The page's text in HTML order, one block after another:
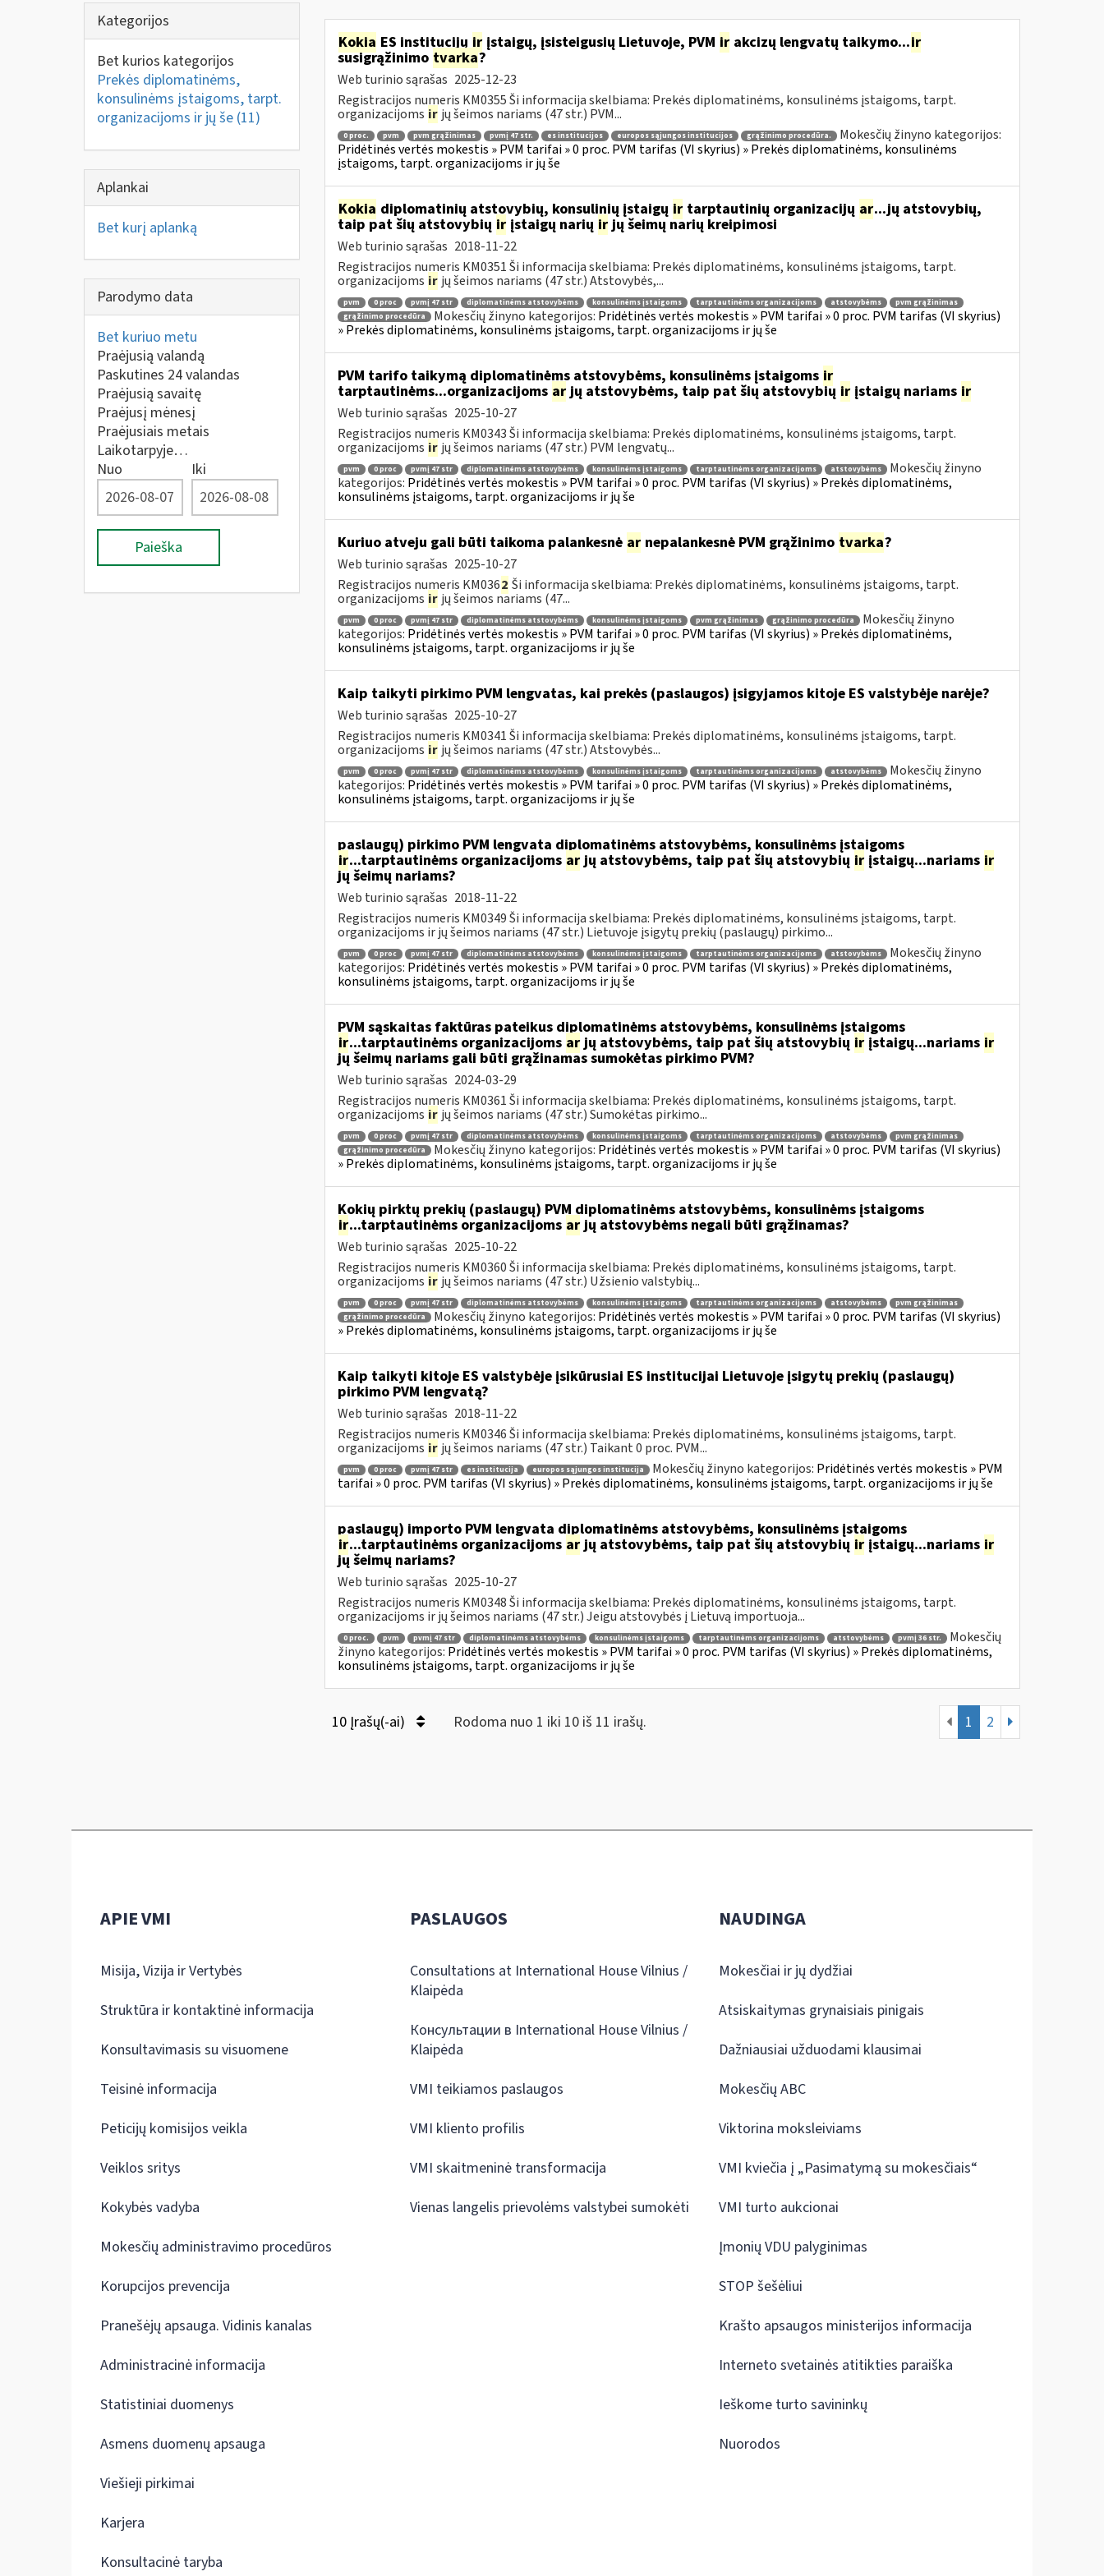
Kategorijos
Bet kurios kategorijos
Prekės diplomatinėms,
konsulinėms įstaigoms, tarpt.
organizacijoms ir jų še (11)
Aplankai
Bet kurį aplanką
Parodymo data
Bet kuriuo metu
Praėjusią valandą
Paskutines 24 valandas
Praėjusią savaitę
Praėjusį mėnesį
Praėjusiais metais
Laikotarpyje…
Nuo
Iki
Paieška
Kokia ES institucijųirįstaigų, įsisteigusių Lietuvoje, PVM irakcizų lengvatų taikymo...ir
susigrąžinimo tvarka?
Web turinio sąrašas 2025-12-23
Registracijos numeris KM0355 Ši informacija skelbiama: Prekės diplomatinėms, konsulinėms įstaigoms, tarpt.
organizacijoms ir jų šeimos nariams (47 str.) PVM...
0 proc. pvm pvm grąžinimas pvmį 47 str. es institucijos europos sąjungos institucijos grąžinimo procedūra.
Mokesčių žinyno kategorijos:
Pridėtinės vertės mokestis » PVM tarifai » 0 proc. PVM tarifas (VI skyrius) » Prekės diplomatinėms, konsulinėms
įstaigoms, tarpt. organizacijoms ir jų še
Kokia diplomatinių atstovybių, konsulinių įstaigų irtarptautinių organizacijų ar...jų atstovybių,
taip pat šių atstovybių irįstaigų narių irjų šeimų narių kreipimosi
Web turinio sąrašas 2018-11-22
Registracijos numeris KM0351 Ši informacija skelbiama: Prekės diplomatinėms, konsulinėms įstaigoms, tarpt.
organizacijoms ir jų šeimos nariams (47 str.) Atstovybės,...
pvm 0 proc pvmį 47 str diplomatinėms atstovybėms konsulinėms įstaigoms tarptautinėms organizacijoms atstovybėms
pvm grąžinimas
grąžinimo procedūra
Mokesčių žinyno kategorijos: Pridėtinės vertės mokestis » PVM tarifai » 0 proc. PVM tarifas (VI skyrius)
» Prekės diplomatinėms, konsulinėms įstaigoms, tarpt. organizacijoms ir jų še
PVM tarifo taikymą diplomatinėms atstovybėms, konsulinėms įstaigoms ir
tarptautinėms...organizacijoms arjų atstovybėms, taip pat šių atstovybių irįstaigų nariams ir
Web turinio sąrašas 2025-10-27
Registracijos numeris KM0343 Ši informacija skelbiama: Prekės diplomatinėms, konsulinėms įstaigoms, tarpt.
organizacijoms ir jų šeimos nariams (47 str.) PVM lengvatų...
pvm 0 proc pvmį 47 str diplomatinėms atstovybėms konsulinėms įstaigoms tarptautinėms organizacijoms atstovybėms
Mokesčių žinyno
kategorijos: Pridėtinės vertės mokestis » PVM tarifai » 0 proc. PVM tarifas (VI skyrius) » Prekės diplomatinėms,
konsulinėms įstaigoms, tarpt. organizacijoms ir jų še
Kuriuo atveju gali būti taikoma palankesnė arnepalankesnė PVM grąžinimo tvarka?
Web turinio sąrašas 2025-10-27
Registracijos numeris KM0362 Ši informacija skelbiama: Prekės diplomatinėms, konsulinėms įstaigoms, tarpt.
organizacijoms ir jų šeimos nariams (47...
pvm 0 proc pvmį 47 str diplomatinėms atstovybėms konsulinėms įstaigoms pvm grąžinimas grąžinimo procedūra
Mokesčių žinyno
kategorijos: Pridėtinės vertės mokestis » PVM tarifai » 0 proc. PVM tarifas (VI skyrius) » Prekės diplomatinėms,
konsulinėms įstaigoms, tarpt. organizacijoms ir jų še
Kaip taikyti pirkimo PVM lengvatas, kai prekės (paslaugos) įsigyjamos kitoje ES valstybėje narėje?
Web turinio sąrašas 2025-10-27
Registracijos numeris KM0341 Ši informacija skelbiama: Prekės diplomatinėms, konsulinėms įstaigoms, tarpt.
organizacijoms ir jų šeimos nariams (47 str.) Atstovybės...
pvm 0 proc pvmį 47 str diplomatinėms atstovybėms konsulinėms įstaigoms tarptautinėms organizacijoms atstovybėms
Mokesčių žinyno
kategorijos: Pridėtinės vertės mokestis » PVM tarifai » 0 proc. PVM tarifas (VI skyrius) » Prekės diplomatinėms,
konsulinėms įstaigoms, tarpt. organizacijoms ir jų še
paslaugų) pirkimo PVM lengvata diplomatinėms atstovybėms, konsulinėms įstaigoms
ir...tarptautinėms organizacijoms arjų atstovybėms, taip pat šių atstovybių irįstaigų...nariams ir
jų šeimų nariams?
Web turinio sąrašas 2018-11-22
Registracijos numeris KM0349 Ši informacija skelbiama: Prekės diplomatinėms, konsulinėms įstaigoms, tarpt.
organizacijoms ir jų šeimos nariams (47 str.) Lietuvoje įsigytų prekių (paslaugų) pirkimo...
pvm 0 proc pvmį 47 str diplomatinėms atstovybėms konsulinėms įstaigoms tarptautinėms organizacijoms atstovybėms
Mokesčių žinyno
kategorijos: Pridėtinės vertės mokestis » PVM tarifai » 0 proc. PVM tarifas (VI skyrius) » Prekės diplomatinėms,
konsulinėms įstaigoms, tarpt. organizacijoms ir jų še
PVM sąskaitas faktūras pateikus diplomatinėms atstovybėms, konsulinėms įstaigoms
ir...tarptautinėms organizacijoms arjų atstovybėms, taip pat šių atstovybių irįstaigų...nariams ir
jų šeimų nariams gali būti grąžinamas sumokėtas pirkimo PVM?
Web turinio sąrašas 2024-03-29
Registracijos numeris KM0361 Ši informacija skelbiama: Prekės diplomatinėms, konsulinėms įstaigoms, tarpt.
organizacijoms ir jų šeimos nariams (47 str.) Sumokėtas pirkimo...
pvm 0 proc pvmį 47 str diplomatinėms atstovybėms konsulinėms įstaigoms tarptautinėms organizacijoms atstovybėms
pvm grąžinimas
grąžinimo procedūra
Mokesčių žinyno kategorijos: Pridėtinės vertės mokestis » PVM tarifai » 0 proc. PVM tarifas (VI skyrius)
» Prekės diplomatinėms, konsulinėms įstaigoms, tarpt. organizacijoms ir jų še
Kokių pirktų prekių (paslaugų) PVM diplomatinėms atstovybėms, konsulinėms įstaigoms
ir...tarptautinėms organizacijoms arjų atstovybėms negali būti grąžinamas?
Web turinio sąrašas 2025-10-22
Registracijos numeris KM0360 Ši informacija skelbiama: Prekės diplomatinėms, konsulinėms įstaigoms, tarpt.
organizacijoms ir jų šeimos nariams (47 str.) Užsienio valstybių...
pvm 0 proc pvmį 47 str diplomatinėms atstovybėms konsulinėms įstaigoms tarptautinėms organizacijoms atstovybėms
pvm grąžinimas
grąžinimo procedūra
Mokesčių žinyno kategorijos: Pridėtinės vertės mokestis » PVM tarifai » 0 proc. PVM tarifas (VI skyrius)
» Prekės diplomatinėms, konsulinėms įstaigoms, tarpt. organizacijoms ir jų še
Kaip taikyti kitoje ES valstybėje įsikūrusiai ES institucijai Lietuvoje įsigytų prekių (paslaugų)
pirkimo PVM lengvatą?
Web turinio sąrašas 2018-11-22
Registracijos numeris KM0346 Ši informacija skelbiama: Prekės diplomatinėms, konsulinėms įstaigoms, tarpt.
organizacijoms ir jų šeimos nariams (47 str.) Taikant 0 proc. PVM...
pvm 0 proc pvmį 47 str es institucija europos sąjungos institucija Mokesčių žinyno kategorijos: Pridėtinės vertės mokestis » PVM
tarifai » 0 proc. PVM tarifas (VI skyrius) » Prekės diplomatinėms, konsulinėms įstaigoms, tarpt. organizacijoms ir jų še
paslaugų) importo PVM lengvata diplomatinėms atstovybėms, konsulinėms įstaigoms
ir...tarptautinėms organizacijoms arjų atstovybėms, taip pat šių atstovybių irįstaigų...nariams ir
jų šeimų nariams?
Web turinio sąrašas 2025-10-27
Registracijos numeris KM0348 Ši informacija skelbiama: Prekės diplomatinėms, konsulinėms įstaigoms, tarpt.
organizacijoms ir jų šeimos nariams (47 str.) Jeigu atstovybės į Lietuvą importuoja...
0 proc. pvm pvmį 47 str diplomatinėms atstovybėms konsulinėms įstaigoms tarptautinėms organizacijoms atstovybėms pvmį 36 str.
Mokesčių
žinyno kategorijos: Pridėtinės vertės mokestis » PVM tarifai » 0 proc. PVM tarifas (VI skyrius) » Prekės diplomatinėms,
konsulinėms įstaigoms, tarpt. organizacijoms ir jų še
10 Įrašų(-ai) Rodoma nuo 1 iki 10 iš 11 irašų. 1 2
APIE VMI
Misija, Vizija ir Vertybės
Struktūra ir kontaktinė informacija
Konsultavimasis su visuomene
Teisinė informacija
Peticijų komisijos veikla
Veiklos sritys
Kokybės vadyba
Mokesčių administravimo procedūros
Korupcijos prevencija
Pranešėjų apsauga. Vidinis kanalas
Administracinė informacija
Statistiniai duomenys
Asmens duomenų apsauga
Viešieji pirkimai
Karjera
Konsultacinė taryba
PASLAUGOS
Consultations at International House Vilnius /
Klaipėda
Консультации в International House Vilnius /
Klaipėda
VMI teikiamos paslaugos
VMI kliento profilis
VMI skaitmeninė transformacija
Vienas langelis prievolėms valstybei sumokėti
NAUDINGA
Mokesčiai ir jų dydžiai
Atsiskaitymas grynaisiais pinigais
Dažniausiai užduodami klausimai
Mokesčių ABC
Viktorina moksleiviams
VMI kviečia į „Pasimatymą su mokesčiais“
VMI turto aukcionai
Įmonių VDU palyginimas
STOP šešėliui
Krašto apsaugos ministerijos informacija
Interneto svetainės atitikties paraiška
Ieškome turto savininkų
Nuorodos